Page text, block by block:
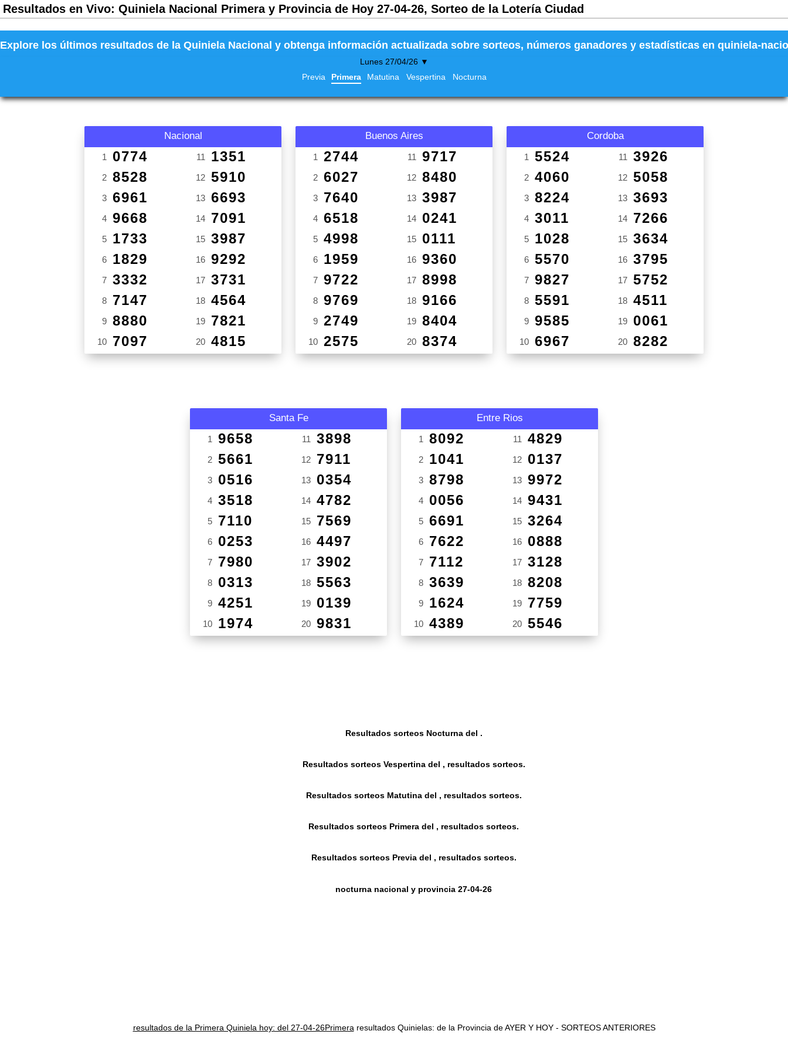
Resultados en Vivo: Quiniela Nacional Primera y Provincia de Hoy 27-04-26, Sorteo de la Lotería Ciudad
Explore los últimos resultados de la Quiniela Nacional y obtenga información actualizada sobre sorteos, números ganadores y estadísticas en quiniela-
Lunes 27/04/26 ▼
Previa
Primera Matutina Vespertina Nocturna
Nacional
1 0774
2 8528
3 6961
4 9668
5 1733
6 1829
7 3332
8 7147
9 8880
10 7097
11 1351
12 5910
13 6693
14 7091
15 3987
16 9292
17 3731
18 4564
19 7821
20 4815
Buenos Aires
1 2744
2 6027
3 7640
4 6518
5 4998
6 1959
7 9722
8 9769
9 2749
10 2575
11 9717
12 8480
13 3987
14 0241
15 0111
16 9360
17 8998
18 9166
19 8404
20 8374
Cordoba
1 5524
2 4060
3 8224
4 3011
5 1028
6 5570
7 9827
8 5591
9 9585
10 6967
11 3926
12 5058
13 3693
14 7266
15 3634
16 3795
17 5752
18 4511
19 0061
20 8282
Santa Fe
1 9658
2 5661
3 0516
4 3518
5 7110
6 0253
7 7980
8 0313
9 4251
10 1974
11 3898
12 7911
13 0354
14 4782
15 7569
16 4497
17 3902
18 5563
19 0139
20 9831
Entre Rios
1 8092
2 1041
3 8798
4 0056
5 6691
6 7622
7 7112
8 3639
9 1624
10 4389
11 4829
12 0137
13 9972
14 9431
15 3264
16 0888
17 3128
18 8208
19 7759
20 5546
Resultados sorteos Nocturna del .
Resultados sorteos Vespertina del , resultados sorteos.
Resultados sorteos Matutina del , resultados sorteos.
Resultados sorteos Primera del , resultados sorteos.
Resultados sorteos Previa del , resultados sorteos.
nocturna nacional y provincia 27-04-26
resultados de la Primera Quiniela hoy: del 27-04-26Primera resultados Quinielas: de la Provincia de AYER Y HOY - SORTEOS ANTERIORES